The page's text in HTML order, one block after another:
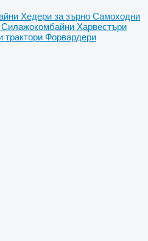
Хедери за зърно Самоходни
Силажокомбайни Харвестъри
трактори Форвардери